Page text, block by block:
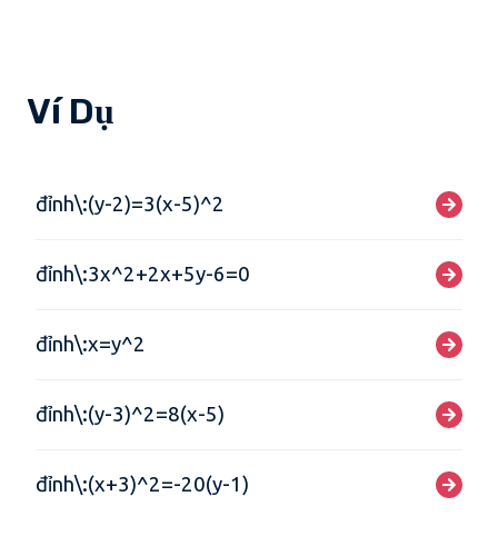
Ví Dụ
đỉnh\:(y-2)=3(x-5)^2
đỉnh\:3x^2+2x+5y-6=0
đỉnh\:x=y^2
đỉnh\:(y-3)^2=8(x-5)
đỉnh\:(x+3)^2=-20(y-1)